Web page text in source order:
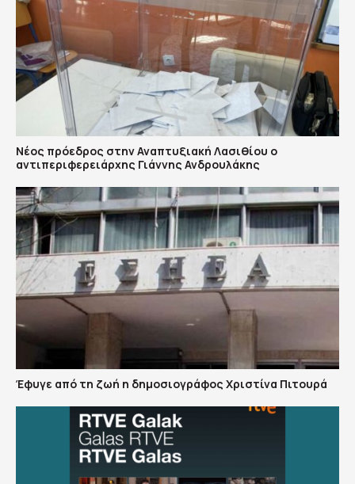
Νέος πρόεδρος στην Αναπτυξιακή Λασιθίου ο
αντιπεριφερειάρχης Γιάννης Ανδρουλάκης
Έφυγε από τη ζωή η δημοσιογράφος Χριστίνα Πιτουρά